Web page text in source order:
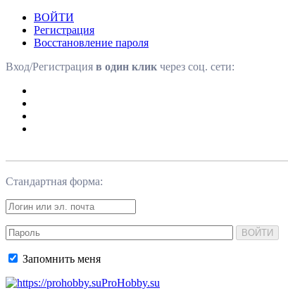
ВОЙТИ
Регистрация
Восстановление пароля
Вход/Регистрация в один клик через соц. сети:
Стандартная форма:
ВОЙТИ
Запомнить меня
ProHobby.su